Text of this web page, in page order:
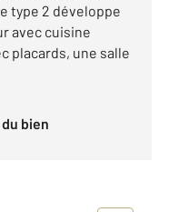
type 2 développe
avec cuisine
placards, une salle
du bien